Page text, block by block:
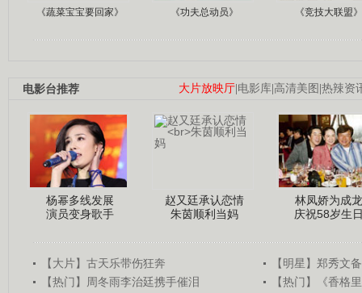
《蔬菜宝宝要回家》 《功夫总动员》 《竞技大联盟》
大片放映厅 电影库 高清美图 热辣资
电影台推荐
杨幂多线发展
演员变身歌手
赵又廷承认恋情
朱茵顺利当妈
林凤娇为成龙
庆祝58岁生
【大片】古天乐带伤狂奔
【明星】郑秀文
【热门】周冬雨李治廷携手催泪
【热门】《香格